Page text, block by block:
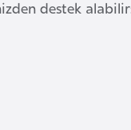
destek